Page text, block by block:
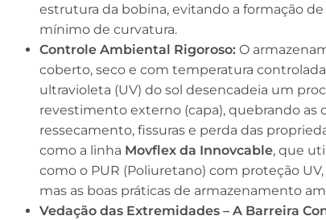
estrutura da bobina, evitando a formação
mínimo de curvatura.
Controle Ambiental Rigoroso:O
coberto, seco e com temperatura
ultravioleta (UV) do sol desencadeia um
revestimento externo (capa), quebrando as
ressecamento, fissuras e perda das
como a linha Movflex da Innovcable, que
como o PUR (Poliuretano) com proteção
mas as boas práticas de armazenamento
Vedação das Extremidades – A Barreira